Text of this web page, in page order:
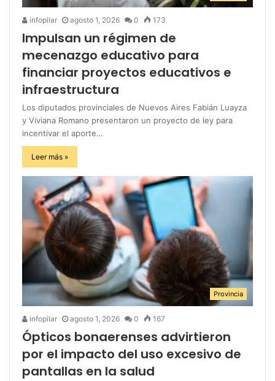
infopilar agosto 1, 2026 0 173
Impulsan un régimen de
mecenazgo educativo para
financiar proyectos educativos e
infraestructura
Los diputados provinciales de Nuevos Aires Fabián Luayza
y Viviana Romano presentaron un proyecto de ley para
incentivar el aporte…
Leer más »
Provincia
infopilar agosto 1, 2026 0 167
Ópticos bonaerenses advirtieron
por el impacto del uso excesivo de
pantallas en la salud